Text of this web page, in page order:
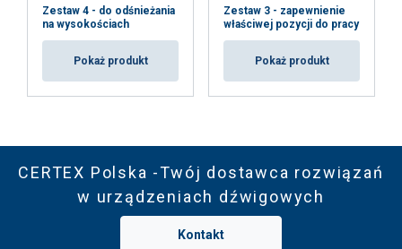
Zestaw 4 - do odśnieżania
na wysokościach
Pokaż produkt
Zestaw 3 - zapewnienie
właściwej pozycji do pracy
Pokaż produkt
CERTEX Polska -Twój dostawca rozwiązań
w urządzeniach dźwigowych
Kontakt